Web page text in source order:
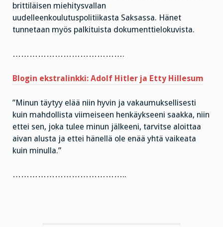
brittiläisen miehitysvallan
uudelleenkoulutuspolitiikasta Saksassa. Hänet
tunnetaan myös palkituista dokumenttielokuvista.
………………………………….
Blogin ekstralinkki: Adolf Hitler ja Etty Hillesum
”Minun täytyy elää niin hyvin ja vakaumuksellisesti
kuin mahdollista viimeiseen henkäykseeni saakka, niin
ettei sen, joka tulee minun jälkeeni, tarvitse aloittaa
aivan alusta ja ettei hänellä ole enää yhtä vaikeata
kuin minulla.”
…………………………………..